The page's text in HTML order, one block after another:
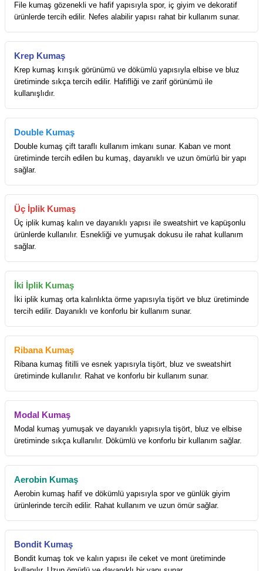
File kumaş gözenekli ve hafif yapısıyla spor, iç giyim ve dekoratif
ürünlerde tercih edilir. Nefes alabilir yapısı rahat bir kullanım sunar.
Krep Kumaş
Krep kumaş kırışık görünümü ve dökümlü yapısıyla elbise ve bluz
üretiminde sıkça tercih edilir. Hafifliği ve zarif görünümü ile
kullanışlıdır.
Double Kumaş
Double kumaş çift taraflı kullanım imkanı sunar. Kaban ve mont
üretiminde tercih edilen bu kumaş, dayanıklı ve uzun ömürlü bir yapı
sağlar.
Üç İplik Kumaş
Üç iplik kumaş kalın ve dayanıklı yapısı ile sweatshirt ve kapüşonlu
ürünlerde kullanılır. Esnekliği ve yumuşak dokusu ile rahat kullanım
sağlar.
İki İplik Kumaş
İki iplik kumaş orta kalınlıkta örme yapısıyla tişört ve bluz üretiminde
tercih edilir. Dayanıklı ve konforlu bir kullanım sunar.
Ribana Kumaş
Ribana kumaş fitilli ve esnek yapısıyla tişört, bluz ve sweatshirt
üretiminde kullanılır. Rahat ve konforlu bir kullanım sunar.
Modal Kumaş
Modal kumaş yumuşak ve dayanıklı yapısıyla tişört, bluz ve elbise
üretiminde sıkça kullanılır. Dökümlü ve konforlu bir kullanım sağlar.
Aerobin Kumaş
Aerobin kumaş hafif ve dökümlü yapısıyla spor ve günlük giyim
ürünlerinde tercih edilir. Rahat kullanım ve uzun ömür sağlar.
Bondit Kumaş
Bondit kumaş tok ve kalın yapısı ile ceket ve mont üretiminde